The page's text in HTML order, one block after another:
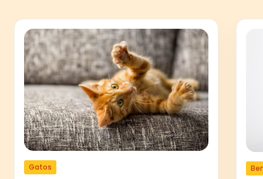
Gatos